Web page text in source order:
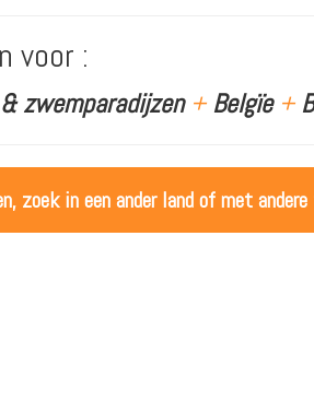
voor :
zwemparadijzen +Belgïe +
zoek in een ander land of met